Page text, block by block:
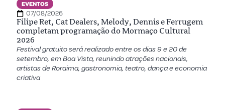
EVENTOS
07/08/2026
Filipe Ret, Cat Dealers, Melody, Dennis e Ferrugem
completam programação do Mormaço Cultural
2026
Festival gratuito será realizado entre os dias 9 e 20 de
setembro, em Boa Vista, reunindo atrações nacionais,
artistas de Roraima, gastronomia, teatro, dança e economia
criativa